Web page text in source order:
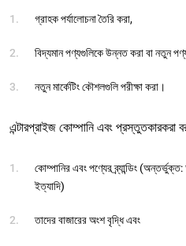
গ্রাহক পর্যালোচনা তৈরি করা,
বিদ্যমান পণ্যগুলিকে উন্নত করা বা নতুন
নতুন মার্কেটিং কৌশলগুলি পরীক্ষা করা।
এন্টারপ্রাইজ কোম্পানি এবং প্রস্তুতকারকরা
কোম্পানির এবং পণ্যের ব্র্যান্ডিং (অন্তর্ভুক্ত:
ইত্যাদি)
তাদের বাজারের অংশ বৃদ্ধি এবং